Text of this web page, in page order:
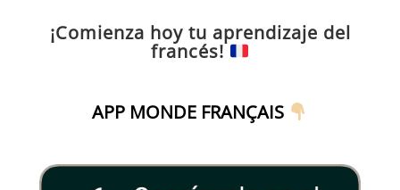
¡Comienza hoy tu aprendizaje del
francés!
APP MONDE FRANÇAIS